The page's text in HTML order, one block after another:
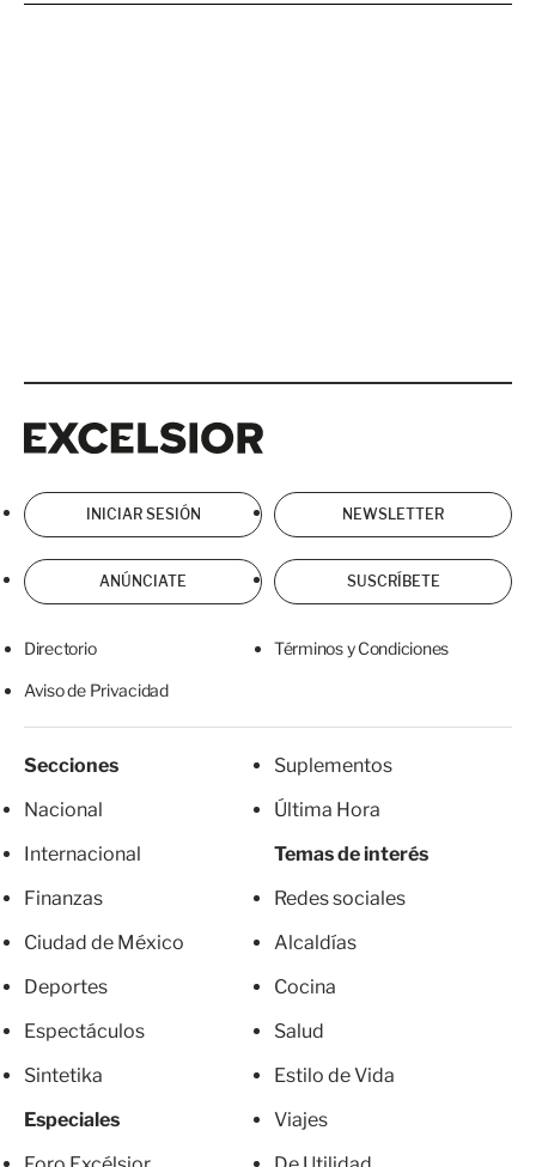
INICIAR SESIÓN NEWSLETTER
ANÚNCIATE SUSCRÍBETE
Directorio Términos y Condiciones
Aviso de Privacidad
Secciones
Nacional
Internacional
Finanzas
Ciudad de México
Deportes
Espectáculos
Sintetika
Especiales
Suplementos
Última Hora
Temas de interés
Redes sociales
Alcaldías
Cocina
Salud
Estilo de Vida
Viajes